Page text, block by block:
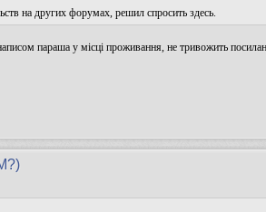
на других форумах, решил спросить здесь.
параша у місці проживання, не тривожить